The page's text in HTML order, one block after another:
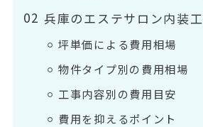
兵庫のエステサロン内装
坪単価による費用相場
物件タイプ別の費用相場
工事内容別の費用目安
費用を抑えるポイント